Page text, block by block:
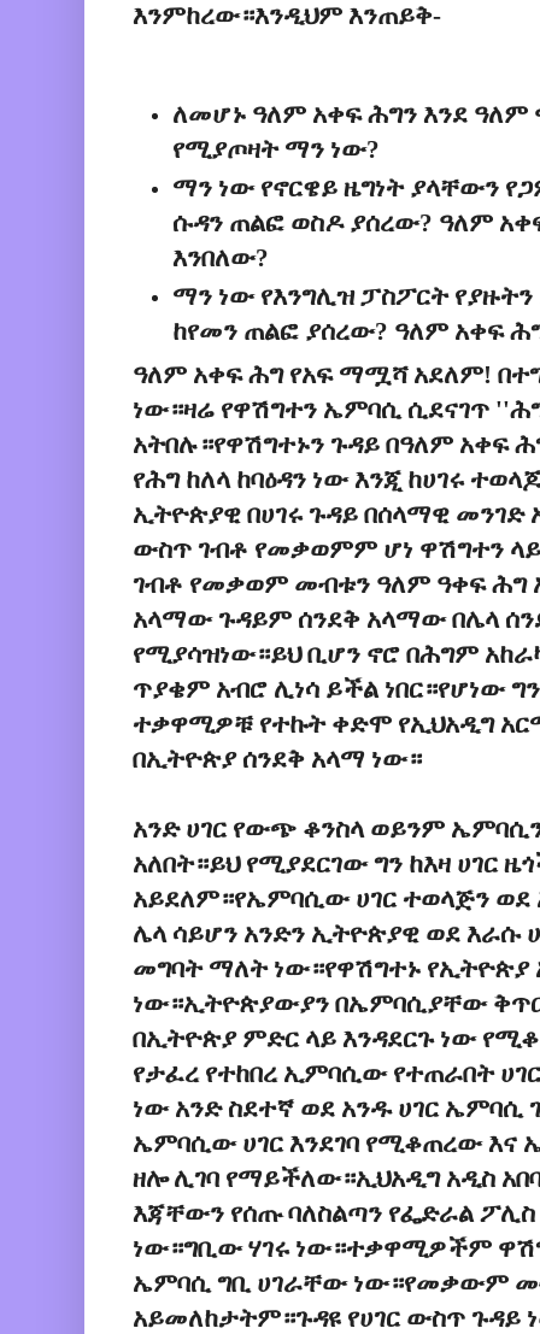
እንምከረው።እንዲህም እንጠይቅ-
ለመሆኑ ዓለም አቀፍ ሕግን እንደ ዓለም
የሚያጦዛት ማን ነው?
ማን ነው የኖርዌይ ዜግነት ያላቸውን
ሱዳን ጠልፎ ወስዶ ያሰረው? ዓለም
እንበለው?
ማን ነው የእንግሊዝ ፓስፖርት
ከየመን ጠልፎ ያሰረው? ዓለም አቀፍ
ዓለም አቀፍ ሕግ የአፍ ማሟሻ አደለም!
ነው።ዛሬ የዋሽግተን ኤምባሲ ሲደናገጥ
አትበሉ።የዋሽግተኑን ጉዳይ በዓለም አቀፍ
የሕግ ከለላ ከባዕዳን ነው እንጂ ከሀገሩ
ኢትዮጵያዊ በሀገሩ ጉዳይ በሰላማዊ
ውስጥ ገብቶ የመቃወምም ሆነ ዋሽግተን
ገብቶ የመቃወም መብቱን ዓለም ዓቀፍ ሕግ
አላማው ጉዳይም ሰንደቅ አላማው በሌላ
የሚያሳዝነው።ይህ ቢሆን ኖሮ በሕግም
ጥያቄም አብሮ ሊነሳ ይችል ነበር።የሆነው
ተቃዋሚዎቹ የተኩት ቀድሞ የኢህአዲግ
በኢትዮጵያ ሰንደቅ አላማ ነው።
አንድ ሀገር የውጭ ቆንስላ ወይንም
አለበት።ይህ የሚያደርገው ግን ከእዛ ሀገር
አይደለም።የኤምባሲው ሀገር ተወላጅን
ሌላ ሳይሆን አንድን ኢትዮጵያዊ ወደ እራሱ
መግባት ማለት ነው።የዋሽግተኑ
ነው።ኢትዮጵያውያን በኤምባሲያቸው
በኢትዮጵያ ምድር ላይ እንዳደርጉ ነው
የታፈረ የተከበረ ኢምባሲው የተጠራበት
ነው አንድ ስደተኛ ወደ አንዱ ሀገር ኤምባሲ
ኤምባሲው ሀገር እንደገባ የሚቆጠረው እና
ዘሎ ሊገባ የማይችለው።ኢህአዲግ አዲስ
እጃቸውን የሰጡ ባለስልጣን የፌድራል
ነው።ግቢው ሃገሩ ነው።ተቃዋሚዎችም
ኤምባሲ ግቢ ሀገራቸው ነው።የመቃውም
አይመለከታትም።ጉዳዩ የሀገር ውስጥ